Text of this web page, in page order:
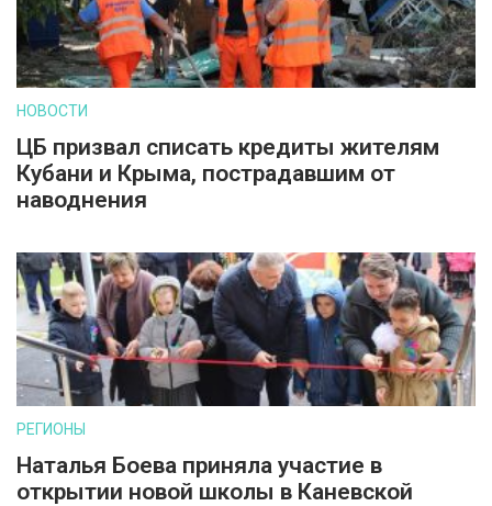
НОВОСТИ
ЦБ призвал списать кредиты жителям
Кубани и Крыма, пострадавшим от
наводнения
РЕГИОНЫ
Наталья Боева приняла участие в
открытии новой школы в Каневской